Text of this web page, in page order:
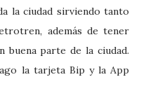
la ciudad sirviendo tanto
además de tener
parte de la ciudad.
la tarjeta Bip y la App